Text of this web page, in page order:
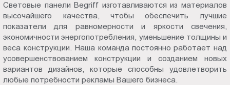
Световые панели Begriff изготавливаются из материалов
высочайшего качества, чтобы обеспечить лучшие
показатели для равномерности и яркости свечения,
экономичности энергопотребления, уменьшение толщины и
веса конструкции. Наша команда постоянно работает над
усовершенствованием конструкции и созданием новых
вариантов дизайнов, которые способны удовлетворить
любые потребности рекламы Вашего бизнеса.